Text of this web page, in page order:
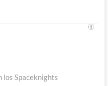
los Spaceknights